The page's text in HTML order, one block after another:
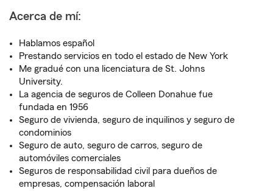
Acerca de mí:
Hablamos español
Prestando servicios en todo el estado de New York
Me gradué con una licenciatura de St. Johns
University.
La agencia de seguros de Colleen Donahue fue
fundada en 1956
Seguro de vivienda, seguro de inquilinos y seguro de
condominios
Seguro de auto, seguro de carros, seguro de
automóviles comerciales
Seguros de responsabilidad civil para dueños de
empresas, compensación laboral